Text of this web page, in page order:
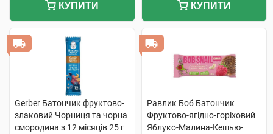
КУПИТИ КУПИТИ
Gerber Батончик фруктово-
злаковий Чорниця та чорна
смородина з 12 місяців 25 г
Равлик Боб Батончик
Фруктово-ягідно-горіховий
Яблуко-Малина-Кешью-